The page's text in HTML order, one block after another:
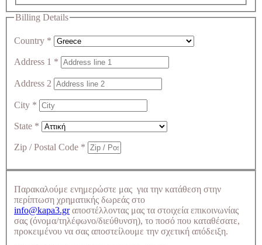
Billing Details
Country *
Address 1 *
Address 2
City *
State *
Zip / Postal Code *
Παρακαλούμε ενημερώστε μας για την κατάθεση στην
περίπτωση χρηματικής δωρεάς στο
info@kapa3.grαποστέλλοντας μας τα στοιχεία επικοινωνίας
σας (όνομα/τηλέφωνο/διεύθυνση), το ποσό που καταθέσατε,
προκειμένου να σας αποστείλουμε την σχετική απόδειξη.